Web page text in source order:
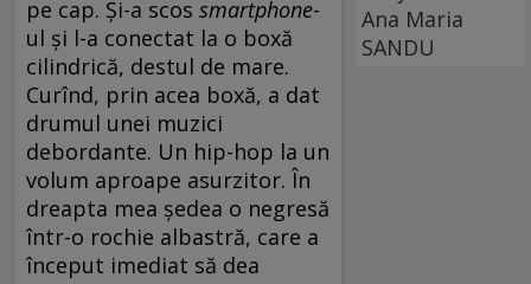
pe cap. Și-a scos smartphone-
ul și l-a conectat la o boxă
cilindrică, destul de mare.
Curînd, prin acea boxă, a dat
drumul unei muzici
debordante. Un hip-hop la un
volum aproape asurzitor. În
dreapta mea ședea o negresă
într-o rochie albastră, care a
început imediat să dea
Ana Maria
SANDU